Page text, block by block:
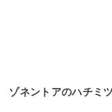
ゾネントアのハチミ